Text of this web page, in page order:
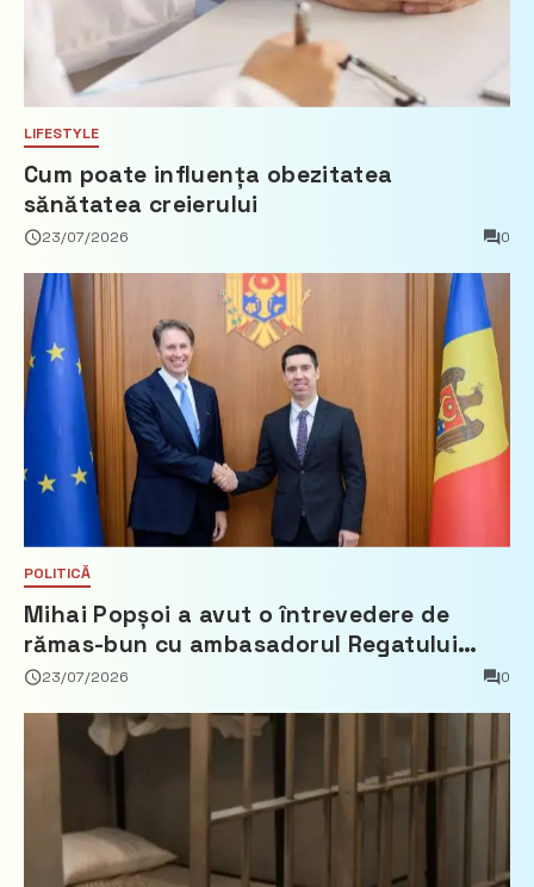
LIFESTYLE
Cum poate influența obezitatea
sănătatea creierului
23/07/2026 0
POLITICĂ
Mihai Popșoi a avut o întrevedere de
rămas-bun cu ambasadorul Regatului
Țărilor de Jos, Fred Duijn
23/07/2026 0